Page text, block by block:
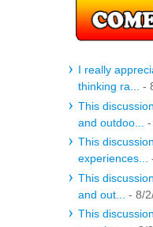
I really
thinking ra...
-
This
and outdoo...
This
experiences...
This
and out...
- 8/
This